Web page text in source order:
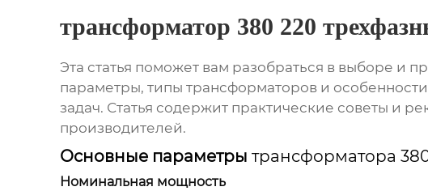
трансформатор 380 220
Эта статья поможет вам разобраться в выборе и
параметры, типы трансформаторов и
задач. Статья содержит практические советы и
производителей.
Основные параметры трансформатора
Номинальная мощность